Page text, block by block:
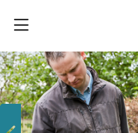
Vorige